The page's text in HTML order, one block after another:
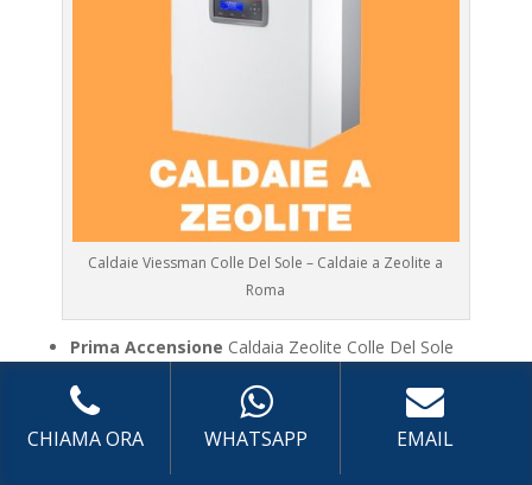
Caldaie Viessman Colle Del Sole – Caldaie a Zeolite a
Roma
Prima Accensione Caldaia Zeolite Colle Del Sole
Manutenzione
Caldaia Zeolite Colle Del Sole
Riparazione
Caldaia Zeolite Colle Del Sole
Pronto Intervento
Caldaia Zeolite Colle Del Sole
CHIAMA ORA WHATSAPP EMAIL